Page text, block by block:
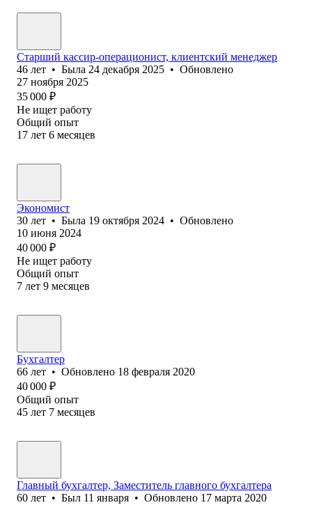
Старший кассир-операционист, клиентский менеджер
46 лет • Была 24 декабря 2025 • Обновлено
27 ноября 2025
35 000 ₽
Не ищет работу
Общий опыт
17 лет 6 месяцев
Экономист
30 лет • Была 19 октября 2024 • Обновлено
10 июня 2024
40 000 ₽
Не ищет работу
Общий опыт
7 лет 9 месяцев
Бухгалтер
66 лет • Обновлено 18 февраля 2020
40 000 ₽
Общий опыт
45 лет 7 месяцев
Главный бухгалтер, Заместитель главного бухгалтера
60 лет • Был 11 января • Обновлено 17 марта 2020